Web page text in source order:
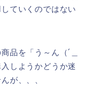
ていくのではない
品を「う～ん（´＿
しようかどうか迷
が、、、